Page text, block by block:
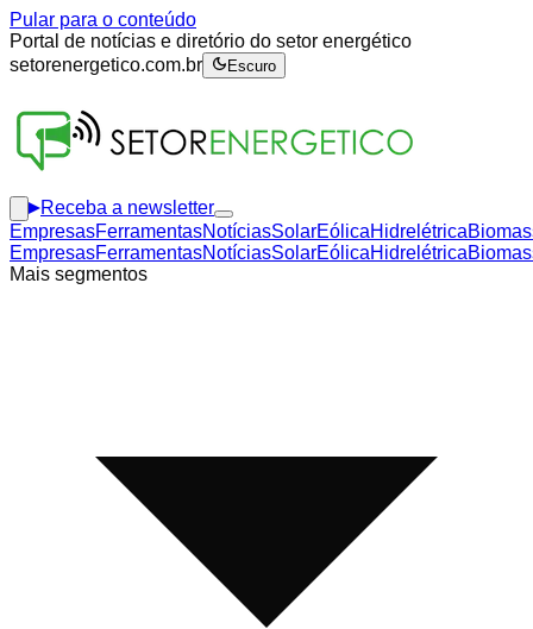
Pular para o conteúdo
Portal de notícias e diretório do setor energético
setorenergetico.com.br
Escuro
Receba a newsletter
EmpresasFerramentasNotíciasSolarEólicaHidrelétrica
EmpresasFerramentasNotíciasSolarEólicaHidrelétrica
Mais segmentos